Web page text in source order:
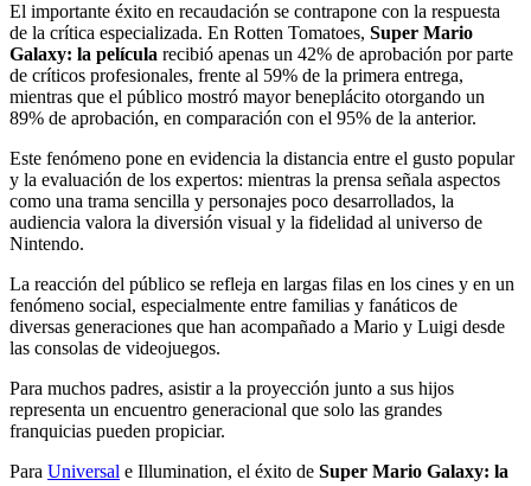
El importante éxito en recaudación se contrapone con la respuesta
de la crítica especializada. En Rotten Tomatoes, Super Mario
Galaxy: la película recibió apenas un 42% de aprobación por parte
de críticos profesionales, frente al 59% de la primera entrega,
mientras que el público mostró mayor beneplácito otorgando un
89% de aprobación, en comparación con el 95% de la anterior.
Este fenómeno pone en evidencia la distancia entre el gusto popular
y la evaluación de los expertos: mientras la prensa señala aspectos
como una trama sencilla y personajes poco desarrollados, la
audiencia valora la diversión visual y la fidelidad al universo de
Nintendo.
La reacción del público se refleja en largas filas en los cines y en un
fenómeno social, especialmente entre familias y fanáticos de
diversas generaciones que han acompañado a Mario y Luigi desde
las consolas de videojuegos.
Para muchos padres, asistir a la proyección junto a sus hijos
representa un encuentro generacional que solo las grandes
franquicias pueden propiciar.
Para Universal e Illumination, el éxito de Super Mario Galaxy: la